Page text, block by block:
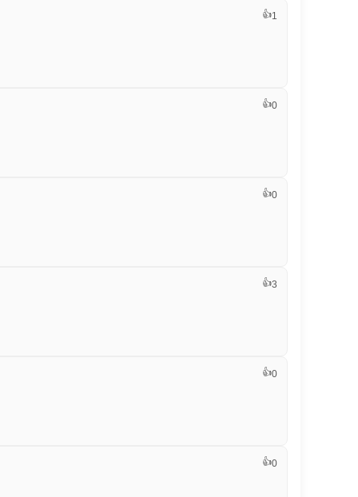
👍1
👍0
👍0
👍3
👍0
👍0